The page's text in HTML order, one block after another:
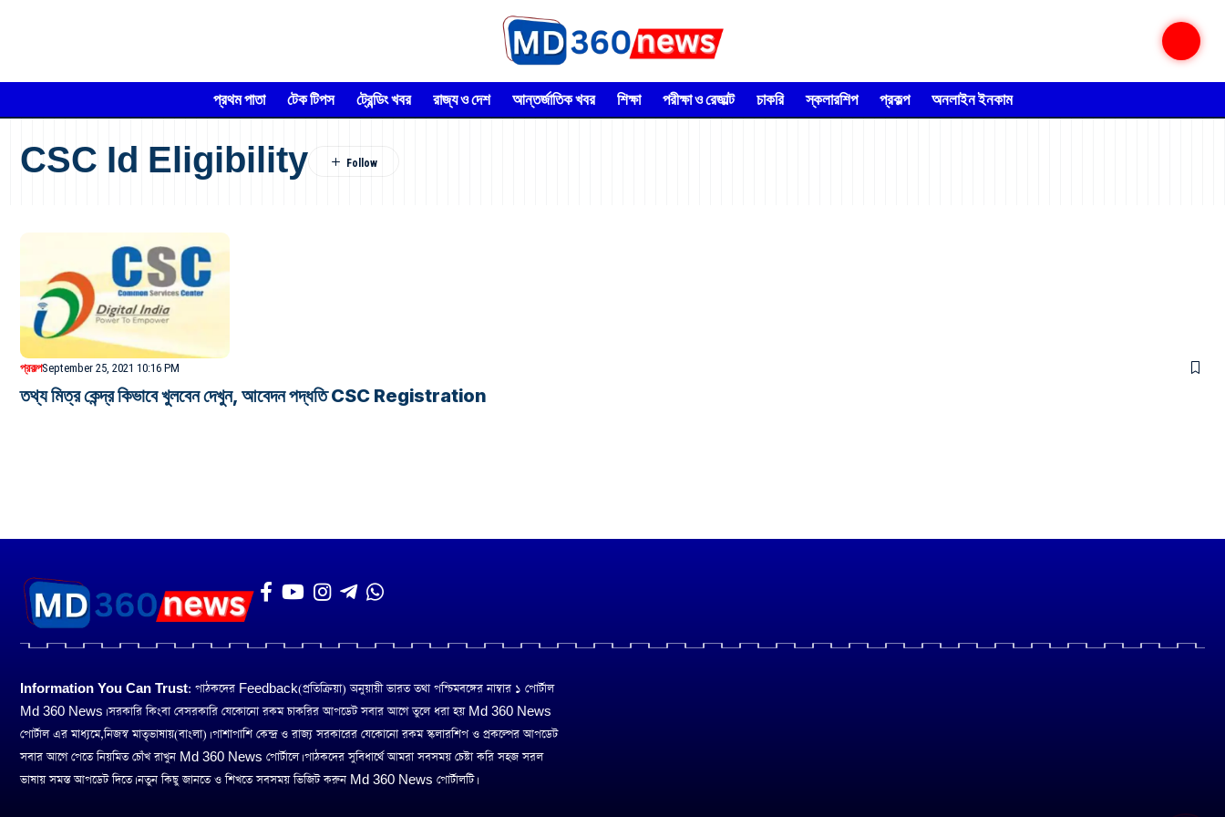
প্রথম পাতা টেক টিপস ট্রেন্ডিং খবর রাজ্য ও দেশ আন্তর্জাতিক খবর শিক্ষা পরীক্ষা ও রেজাল্ট চাকরি স্কলারশিপ প্রকল্প অনলাইন ইনকাম
CSC Id Eligibility
প্রকল্পSeptember 25, 2021 10:16 PM
তথ্য মিত্র কেন্দ্র কিভাবে খুলবেন দেখুন, আবেদন পদ্ধতি CSC Registration
Information You Can Trust: পাঠকদের Feedback(প্রতিক্রিয়া) অনুয়ায়ী ভারত তথা পশ্চিমবঙ্গের নাম্বার ১ পোর্টাল
Md 360 News। সরকারি কিংবা বেসরকারি যেকোনো রকম চাকরির আপডেট সবার আগে তুলে ধরা হয় Md 360 News
পোর্টাল এর মাধ্যমে,নিজস্ব মাতৃভাষায়(বাংলা)। পাশাপাশি কেন্দ্র ও রাজ্য সরকারের যেকোনো রকম স্কলারশিপ ও প্রকল্পের আপডেট
সবার আগে পেতে নিয়মিত চোঁখ রাখুন Md 360 News পোর্টালে। পাঠকদের সুবিধার্থে আমরা সবসময় চেষ্টা করি সহজ সরল
ভাষায় সমস্ত আপডেট দিতে। নতুন কিছু জানতে ও শিখতে সবসময় ভিজিট করুন Md 360 News পোর্টালটি।